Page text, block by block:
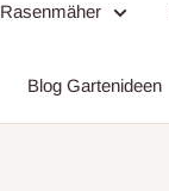
Rasenmäher
Blog Gartenideen